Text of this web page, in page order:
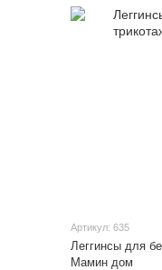
Артикул: 635
Леггинсы для
Мамин дом